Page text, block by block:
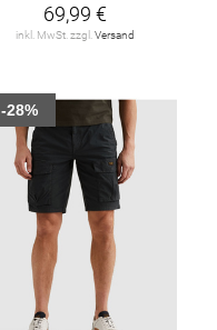
69,99 €
inkl. MwSt. zzgl. Versand
-28%